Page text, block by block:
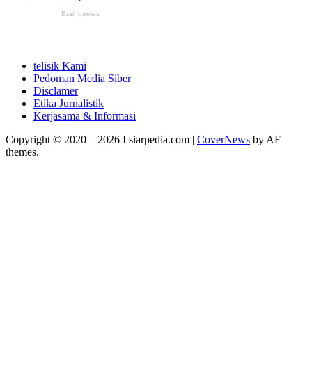
telisik Kami
Pedoman Media Siber
Disclamer
Etika Jurnalistik
Kerjasama & Informasi
Copyright © 2020 – 2026 I siarpedia.com | CoverNews by AF
themes.